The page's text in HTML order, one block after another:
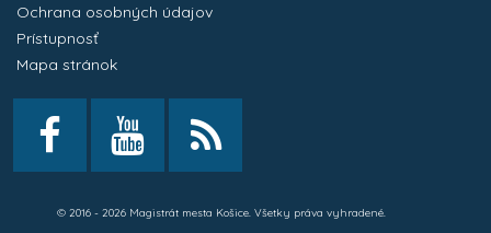
Ochrana osobných údajov
Prístupnosť
Mapa stránok
© 2016 - 2026 Magistrát mesta Košice. Všetky práva vyhradené.